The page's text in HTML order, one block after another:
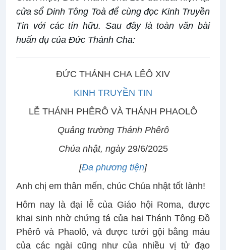
cửa sổ Dinh Tông Toà để cùng đọc Kinh Truyền
Tin với các tín hữu. Sau đây là toàn văn bài
huấn dụ của Đức Thánh Cha:
ĐỨC THÁNH CHA LÊÔ XIV
KINH TRUYỀN TIN
LỄ THÁNH PHÊRÔ VÀ THÁNH PHAOLÔ
Quảng trường Thánh Phêrô
Chúa nhật, ngày 29/6/2025
[Đa phương tiện]
Anh chị em thân mến, chúc Chúa nhật tốt lành!
Hôm nay là đại lễ của Giáo hội Roma, được
khai sinh nhờ chứng tá của hai Thánh Tông Đồ
Phêrô và Phaolô, và được tưới gội bằng máu
của các ngài cũng như của nhiều vị tử đạo